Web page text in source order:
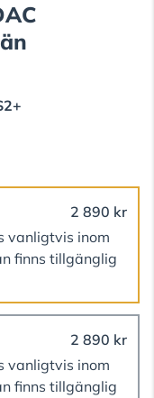
2 890 kr
vanligtvis inom
finns tillgänglig
2 890 kr
vanligtvis inom
finns tillgänglig